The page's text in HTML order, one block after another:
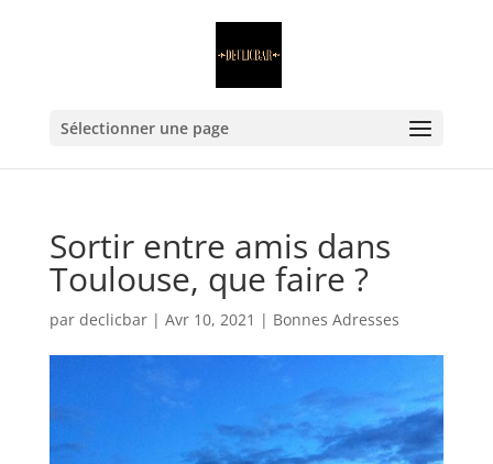
Sélectionner une page
Sortir entre amis dans
Toulouse, que faire ?
par declicbar| Avr 10, 2021 | Bonnes Adresses